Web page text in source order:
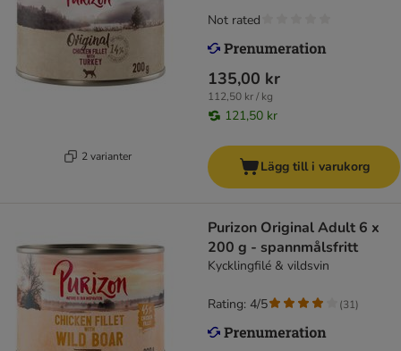
2 varianter
135,00 kr
112,50 kr / kg
121,50 kr
Not rated
Lägg till i varukorg
Purizon Original Adult 6 x
200 g - spannmålsfritt
Kycklingfilé & vildsvin
Rating: 4/5 (31)